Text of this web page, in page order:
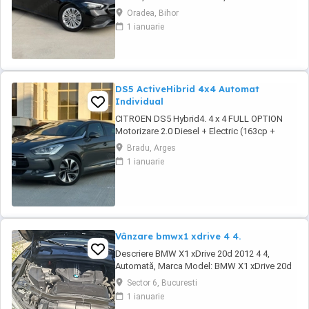
10.000 km Mercedes-Benz C 200d 9G-Tronic
Avantgarde Motor - 2.0 diesel , Mild-hybrid
163 CP, Euro6 + motor electric 15 kW hibrid
Oradea, Bihor
1 ianuarie
DS5 ActiveHibrid 4x4 Automat
Individual
CITROEN DS5 Hybrid4. 4 x 4 FULL OPTION
Motorizare 2.0 Diesel + Electric (163cp +
37cp) Import Olanda 2024 - an fabricatie 2012
. Cutie automata (Mod Sport) + Padele F1 .
Norma de poluare Euro 5 Plafon Panoramic
Bradu, Arges
1 ianuarie
Vânzare bmwx1 xdrive 4 4.
Descriere BMW X1 xDrive 20d 2012 4 4,
Automată, Marca Model: BMW X1 xDrive 20d
(motorizare diesel, 190 CP, 4 4, transmisie
automată) An fabricație: noiembrie 2012
Kilometraj: 215.000 km Culoare: gri scaune
Sector 6, Bucuresti
1 ianuarie